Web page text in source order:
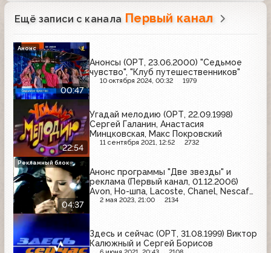
Ещё записи с канала Первый канал
00:47
Анонсы (ОРТ, 23.06.2000) "Седьмое
чувство", "Клуб путешественников"
10 октября 2024, 00:32 1979
Анонс
22:54
Угадай мелодию (ОРТ, 22.09.1998)
Сергей Галанин, Анастасия
Минцковская, Макс Покровский
11 сентября 2021, 12:52 2732
04:37
Анонс программы "Две звезды" и
реклама (Первый канал, 01.12.2006)
Avon, Но-шпа, Lacoste, Chanel, Nescafe,
Sorti, Арбат-Престиж, Вдохновение,
2 мая 2023, 21:00 2134
Рекламный блок
Здесь и сейчас (ОРТ, 31.08.1999) Виктор
Калюжный и Сергей Борисов